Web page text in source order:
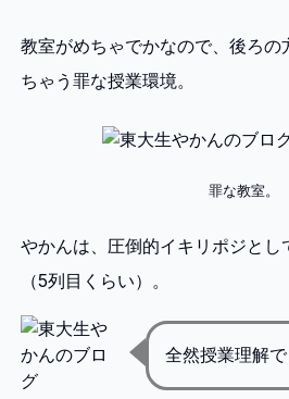
教室がめちゃでかなので、後ろの
ちゃう罪な授業環境。
罪な教室。
やかんは、圧倒的イキリポジとし
（5列目くらい）。
全然授業理解で